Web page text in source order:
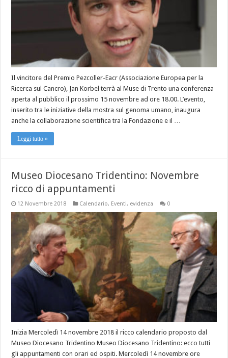
Il vincitore del Premio Pezcoller-Eacr (Associazione Europea per la
Ricerca sul Cancro), Jan Korbel terrà al Muse di Trento una conferenza
aperta al pubblico il prossimo 15 novembre ad ore 18.00. L’evento,
inserito tra le iniziative della mostra sul genoma umano, inaugura
anche la collaborazione scientifica tra la Fondazione e il …
Leggi tutto »
Museo Diocesano Tridentino: Novembre
ricco di appuntamenti
12 Novembre 2018 Calendario, Eventi, evidenza 0
Inizia Mercoledì 14 novembre 2018 il ricco calendario proposto dal
Museo Diocesano Tridentino Museo Diocesano Tridentino: ecco tutti
gli appuntamenti con orari ed ospiti. Mercoledì 14 novembre ore